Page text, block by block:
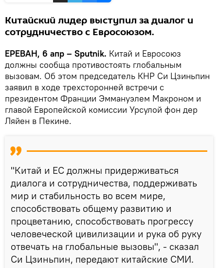
Китайский лидер выступил за диалог и
сотрудничество с Евросоюзом.
ЕРЕВАН, 6 апр – Sputnik. Китай и Евросоюз
должны сообща противостоять глобальным
вызовам. Об этом председатель КНР Си Цзиньпин
заявил в ходе трехсторонней встречи с
президентом Франции Эммануэлем Макроном и
главой Европейской комиссии Урсулой фон дер
Ляйен в Пекине.
"Китай и ЕС должны придерживаться
диалога и сотрудничества, поддерживать
мир и стабильность во всем мире,
способствовать общему развитию и
процветанию, способствовать прогрессу
человеческой цивилизации и рука об руку
отвечать на глобальные вызовы", - сказал
Си Цзиньпин, передают китайские СМИ.